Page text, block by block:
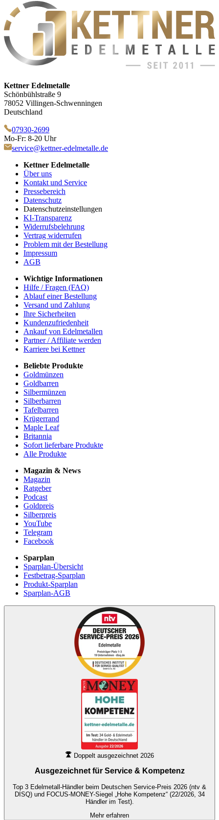
Kettner Edelmetalle
Schönbühlstraße 9
78052 Villingen-Schwenningen
Deutschland
07930-2699
Mo-Fr: 8-20 Uhr
service@kettner-edelmetalle.de
Kettner Edelmetalle
Über uns
Kontakt und Service
Pressebereich
Datenschutz
Datenschutzeinstellungen
KI-Transparenz
Widerrufsbelehrung
Vertrag widerrufen
Problem mit der Bestellung
Impressum
AGB
Wichtige Informationen
Hilfe / Fragen (FAQ)
Ablauf einer Bestellung
Versand und Zahlung
Ihre Sicherheiten
Kundenzufriedenheit
Ankauf von Edelmetallen
Partner / Affiliate werden
Karriere bei Kettner
Beliebte Produkte
Goldmünzen
Goldbarren
Silbermünzen
Silberbarren
Tafelbarren
Krügerrand
Maple Leaf
Britannia
Sofort lieferbare Produkte
Alle Produkte
Magazin & News
Magazin
Ratgeber
Podcast
Goldpreis
Silberpreis
YouTube
Telegram
Facebook
Sparplan
Sparplan-Übersicht
Festbetrag-Sparplan
Produkt-Sparplan
Sparplan-AGB
Doppelt ausgezeichnet 2026
Ausgezeichnet für Service & Kompetenz
Top 3 Edelmetall-Händler beim Deutschen Service-Preis 2026 (ntv &
DISQ) und FOCUS-MONEY-Siegel „Hohe Kompetenz“ (22/2026, 34
Händler im Test).
Mehr erfahren